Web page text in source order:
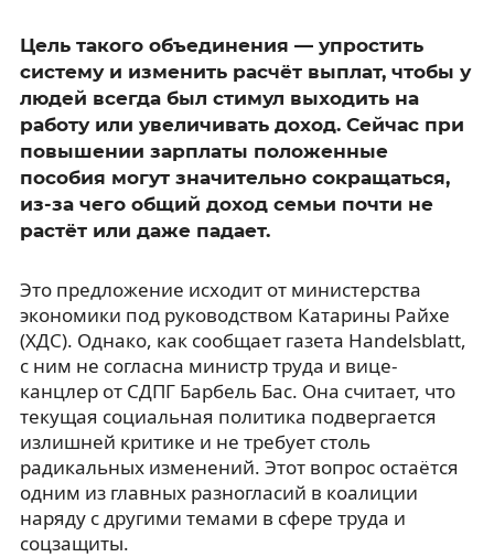
Цель такого объединения — упростить
систему и изменить расчёт выплат, чтобы у
людей всегда был стимул выходить на
работу или увеличивать доход. Сейчас при
повышении зарплаты положенные
пособия могут значительно сокращаться,
из-за чего общий доход семьи почти не
растёт или даже падает.
Это предложение исходит от министерства
экономики под руководством Катарины Райхе
(ХДС). Однако, как сообщает газета Handelsblatt,
с ним не согласна министр труда и вице-
канцлер от СДПГ Барбель Бас. Она считает, что
текущая социальная политика подвергается
излишней критике и не требует столь
радикальных изменений. Этот вопрос остаётся
одним из главных разногласий в коалиции
наряду с другими темами в сфере труда и
соцзащиты.